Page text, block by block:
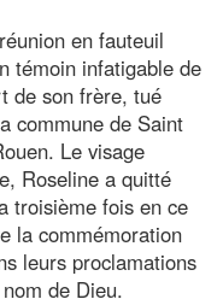
en fauteuil
témoin infatigable de
de son frère, tué
commune de Saint
Le visage
Roseline a quitté
troisième fois en ce
la commémoration
leurs proclamations
de Dieu.